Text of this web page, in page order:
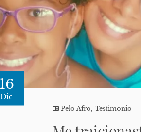
16
Dic
Pelo Afro,Testimonio